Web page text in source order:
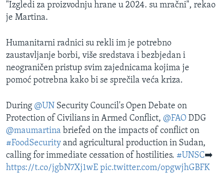
"Izgledi za proizvodnju hrane u 2024. su mračni", rekao
je Martina.
Humanitarni radnici su rekli im je potrebno
zaustavljanje borbi, više sredstava i bezbjedan i
neograničen pristup svim zajednicama kojima je
pomoć potrebna kako bi se sprečila veća kriza.
During @UN Security Council's Open Debate on
Protection of Civilians in Armed Conflict, @FAO DDG
@maumartina briefed on the impacts of conflict on
#FoodSecurity and agricultural production in Sudan,
calling for immediate cessation of hostilities. #UNSC➡️
https://t.co/jgbN7Xj1wE pic.twitter.com/opgwjhGBFK